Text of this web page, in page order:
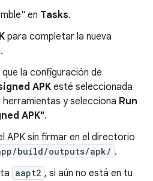
en Tasks.
para completar la nueva
la configuración de
APK esté seleccionada
herramientas y selecciona Run
APK".
APK sin firmar en el directorio
build/outputs/apk/ .
aapt2 , si aún no está en tu